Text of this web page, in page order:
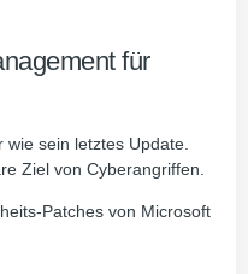
für
sein letztes Update.
Ziel von Cyberangriffen.
Patches von Microsoft